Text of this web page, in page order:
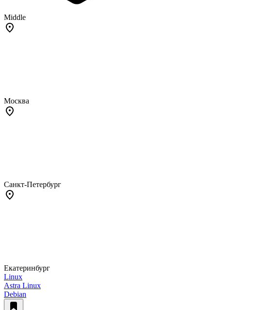
Middle
Москва
Санкт-Петербург
Екатеринбург
Linux
Astra Linux
Debian